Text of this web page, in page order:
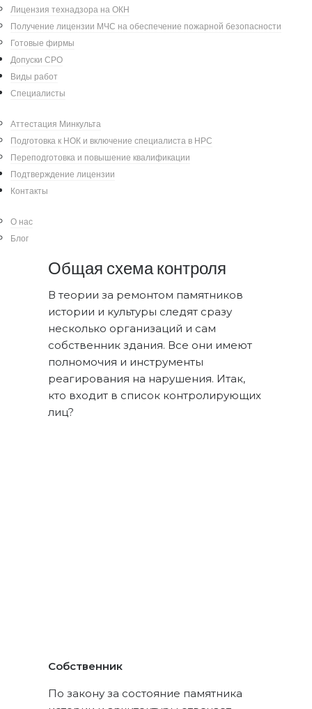
Лицензия технадзора на ОКН
Получение лицензии МЧС на обеспечение пожарной безопасности
Готовые фирмы
Допуски СРО
Виды работ
Специалисты
Аттестация Минкульта
Подготовка к НОК и включение специалиста в НРС
Переподготовка и повышение квалификации
Подтверждение лицензии
Контакты
О нас
Блог
Минкультуры
Собственников зданий из списка
ОКН и неравнодушных горожан
часто интересует вопрос: кто следит
за выполнением ремонта домов,
культурного наследия? Ситуация,
когда после реставрации здание
выглядит непохожим на оригинал
памятника, действительно заставляет
Общая схема контроля
В теории за ремонтом памятников
истории и культуры следят сразу
несколько организаций и сам
собственник здания. Все они имеют
полномочия и инструменты
реагирования на нарушения. Итак,
кто входит в список контролирующих
лиц?
Собственник
По закону за состояние памятника